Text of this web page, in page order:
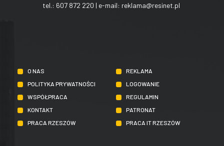
tel.: 607 872 220 | e-mail: reklama@resinet.pl
O NAS
REKLAMA
POLITYKA PRYWATNOŚCI
LOGOWANIE
WSPÓŁPRACA
REGULAMIN
KONTAKT
PATRONAT
PRACA RZESZÓW
PRACA IT RZESZÓW